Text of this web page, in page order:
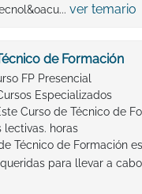
ver temario
de Formación
FP Presencial
Especializados
Curso de Técnico de
lectivas. horas
Técnico de Formación
para llevar a